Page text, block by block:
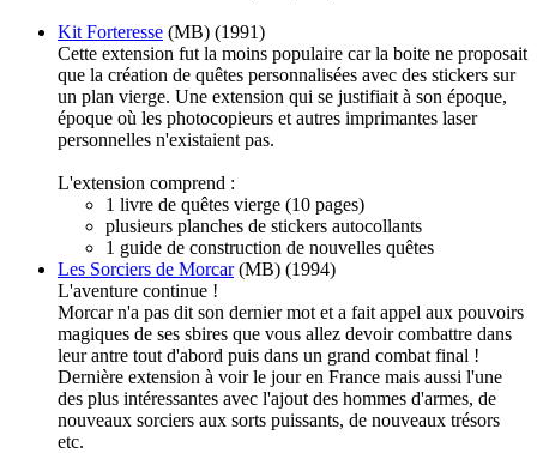
Kit Forteresse (MB) (1991)
Cette extension fut la moins populaire car la boite ne proposait
que la création de quêtes personnalisées avec des stickers sur
un plan vierge. Une extension qui se justifiait à son époque,
époque où les photocopieurs et autres imprimantes laser
personnelles n'existaient pas.
L'extension comprend :
1 livre de quêtes vierge (10 pages)
plusieurs planches de stickers autocollants
1 guide de construction de nouvelles quêtes
Les Sorciers de Morcar(MB) (1994)
L'aventure continue !
Morcar n'a pas dit son dernier mot et a fait appel aux pouvoirs
magiques de ses sbires que vous allez devoir combattre dans
leur antre tout d'abord puis dans un grand combat final !
Dernière extension à voir le jour en France mais aussi l'une
des plus intéressantes avec l'ajout des hommes d'armes, de
nouveaux sorciers aux sorts puissants, de nouveaux trésors
etc.